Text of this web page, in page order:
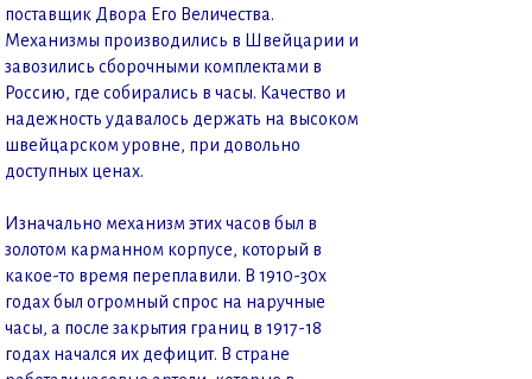
поставщик Двора Его Величества.
Механизмы производились в Швейцарии и
завозились сборочными комплектами в
Россию, где собирались в часы. Качество и
надежность удавалось держать на высоком
швейцарском уровне, при довольно
доступных ценах.
Изначально механизм этих часов был в
золотом карманном корпусе, который в
какое-то время переплавили. В 1910-30х
годах был огромный спрос на наручные
часы, а после закрытия границ в 1917-18
годах начался их дефицит. В стране